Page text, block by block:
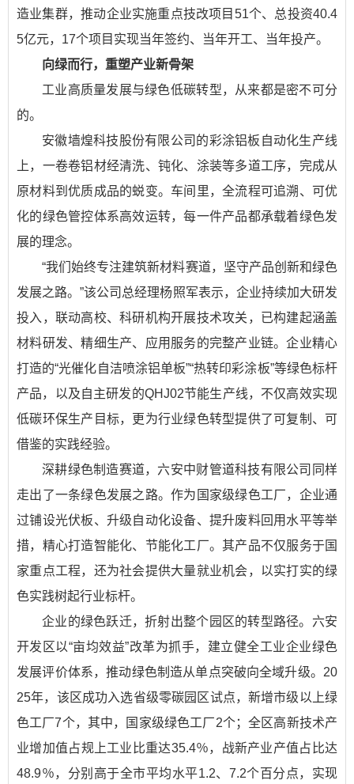
造业集群，推动企业实施重点技改项目51个、总投资40.4
5亿元，17个项目实现当年签约、当年开工、当年投产。
向绿而行，重塑产业新骨架
工业高质量发展与绿色低碳转型，从来都是密不可分
的。
安徽墙煌科技股份有限公司的彩涂铝板自动化生产线
上，一卷卷铝材经清洗、钝化、涂装等多道工序，完成从
原材料到优质成品的蜕变。车间里，全流程可追溯、可优
化的绿色管控体系高效运转，每一件产品都承载着绿色发
展的理念。
“我们始终专注建筑新材料赛道，坚守产品创新和绿色
发展之路。”该公司总经理杨照军表示，企业持续加大研发
投入，联动高校、科研机构开展技术攻关，已构建起涵盖
材料研发、精细生产、应用服务的完整产业链。企业精心
打造的“光催化自洁喷涂铝单板”“热转印彩涂板”等绿色标杆
产品，以及自主研发的QHJ02节能生产线，不仅高效实现
低碳环保生产目标，更为行业绿色转型提供了可复制、可
借鉴的实践经验。
深耕绿色制造赛道，六安中财管道科技有限公司同样
走出了一条绿色发展之路。作为国家级绿色工厂，企业通
过铺设光伏板、升级自动化设备、提升废料回用水平等举
措，精心打造智能化、节能化工厂。其产品不仅服务于国
家重点工程，还为社会提供大量就业机会，以实打实的绿
色实践树起行业标杆。
企业的绿色跃迁，折射出整个园区的转型路径。六安
开发区以“亩均效益”改革为抓手，建立健全工业企业绿色
发展评价体系，推动绿色制造从单点突破向全域升级。20
25年，该区成功入选省级零碳园区试点，新增市级以上绿
色工厂7个，其中，国家级绿色工厂2个；全区高新技术产
业增加值占规上工业比重达35.4％，战新产业产值占比达
48.9％，分别高于全市平均水平1.2、7.2个百分点，实现